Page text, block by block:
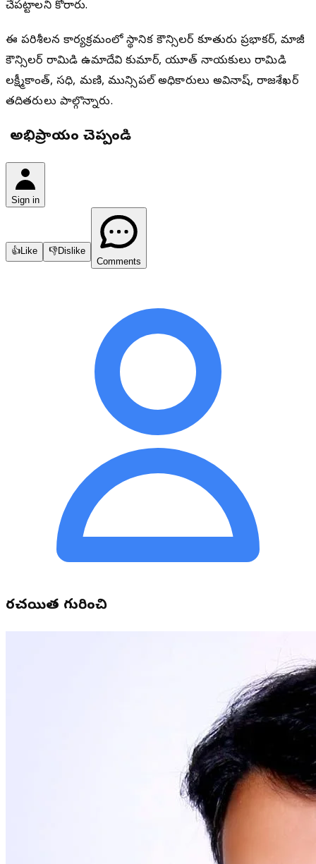
చేపట్టాలని కోరారు.
ఈ పరిశీలన కార్యక్రమంలో స్థానిక కౌన్సిలర్ కూతురు ప్రభాకర్, మాజీ
కౌన్సిలర్ రామిడి ఉమాదేవి కుమార్, యూత్ నాయకులు రామిడి
లక్ష్మీకాంత్, సధి, మణి, మున్సిపల్ అధికారులు అవినాష్, రాజశేఖర్
తదితరులు పాల్గొన్నారు.
మీ అభిప్రాయం చెప్పండి
Sign in
👍Like 👎Dislike
Comments
రచయిత గురించి